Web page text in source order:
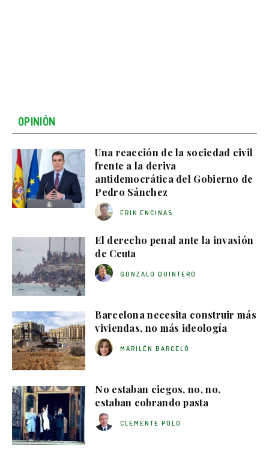
OPINIÓN
Una reacción de la sociedad civil
frente a la deriva
antidemocrática del Gobierno de
Pedro Sánchez
ERIK ENCINAS
El derecho penal ante la invasión
de Ceuta
GONZALO QUINTERO
Barcelona necesita construir más
viviendas, no más ideología
MARILÉN BARCELÓ
No estaban ciegos, no, no,
estaban cobrando pasta
CLEMENTE POLO